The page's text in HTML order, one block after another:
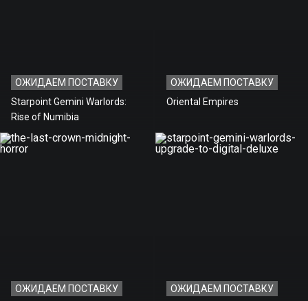
ОЖИДАЕМ ПОСТАВКУ
Starpoint Gemini Warlords:
Rise of Numibia
ОЖИДАЕМ ПОСТАВКУ
Oriental Empires
ОЖИДАЕМ ПОСТАВКУ
ОЖИДАЕМ ПОСТАВКУ